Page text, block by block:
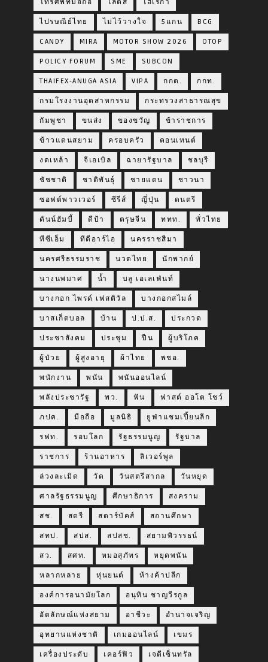
โทรศัพท์มือถือ โลตัส โฮเรก้า
ไปรษณีย์ไทย ไม่ไว้วางใจ 5แกน BCG
CANDY MIRA MOTOR SHOW 2026 OTOP
POLICY FORUM SME SUBCON
THAIFEX-ANUGA ASIA VIPA กกต. กกท.
กรมโรงงานอุตสาหกรรม กระทรวงสาธารณสุข
กัมพูชา ขนส่ง ของขวัญ ข้าราชการ
ข้าวแดนสยาม ครอบครัว คอนเทนต์
งดเหล้า จีเอเบิล ฉายารัฐบาล ชลบุรี
ชัชชาติ ชาติพันธุ์ ชายแดน ชาวนา
ซอฟต์พาวเวอร์ ซีรีส์ ญี่ปุ่น ดนตรี
ดันน์ฮัมบี้ ดีป้า ตรุษจีน ททท. ทั่วไทย
ทีซีเอ็ม ทีดีอาร์ไอ นครราชสีมา
นครศรีธรรมราช นวดไทย นักพากย์
นางนพมาศ น้ำ บลู เอเลเฟ่นท์
บางกอก ไพรด์ เฟสติวัล บางกอกสไมล์
บาสเก็ตบอล บ้าน ป.ป.ส. ประกวด
ประชาสังคม ประชุม ปืน ผู้บริโภค
ผู้ป่วย ผู้สูงอายุ ผ้าไทย พชอ.
พนักงาน พนัน พนันออนไลน์
พลังประชารัฐ พว. ฟัน ฟาสต์ ออโต โชว์
ภปค. มือถือ มูลนิธิ ยูฟ่าแชมเปี้ยนลีก
รฟท. รอบโลก รัฐธรรมนูญ รัฐบาล
ราชการ ร้านอาหาร ลิเวอร์พูล
ล่วงละเมิด วัด วันสตรีสากล วันหยุด
ศาลรัฐธรรมนูญ ศึกษาธิการ สงคราม
สช. สตรี สตาร์บัคส์ สถานศึกษา
สทป. สปส. สปสช. สยามพิวรรธน์
สว. สศท. หมอสุภัทร หยุดพนัน
หลากหลาย หุ่นยนต์ ห้างค้าปลีก
องค์การอนามัยโลก อนุทิน ชาญวีรกูล
อัตลักษณ์แห่งสยาม อาชีวะ อำนาจเจริญ
อุทยานแห่งชาติ เกมออนไลน์ เขมร
เครื่องประดับ เคอร์ฟิว เจดีเซ็นทรัล